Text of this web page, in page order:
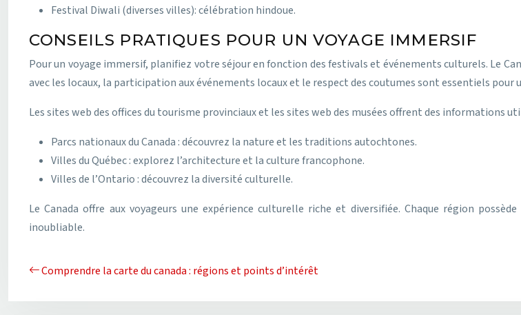
Festival Diwali (diverses villes): célébration hindoue.
CONSEILS PRATIQUES POUR UN VOYAGE IMMERSIF
Pour un voyage immersif, planifiez votre séjour en fonction des festivals et événements culturels. Le
avec les locaux, la participation aux événements locaux et le respect des coutumes sont essentiels pour
Les sites web des offices du tourisme provinciaux et les sites web des musées offrent des informations
Parcs nationaux du Canada : découvrez la nature et les traditions autochtones.
Villes du Québec : explorez l’architecture et la culture francophone.
Villes de l’Ontario : découvrez la diversité culturelle.
Le Canada offre aux voyageurs une expérience culturelle riche et diversifiée. Chaque région
inoubliable.
Comprendre la carte du canada : régions et points d’intérêt